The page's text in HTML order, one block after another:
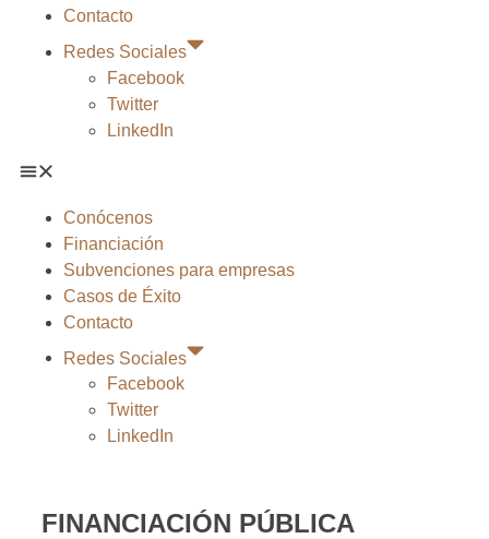
Contacto
Redes Sociales
Facebook
Twitter
LinkedIn
Conócenos
Financiación
Subvenciones para empresas
Casos de Éxito
Contacto
Redes Sociales
Facebook
Twitter
LinkedIn
FINANCIACIÓN PÚBLICA